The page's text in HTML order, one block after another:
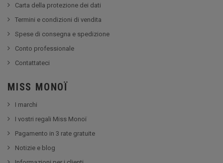
Carta della protezione dei dati
Termini e condizioni di vendita
Spese di consegna e spedizione
Conto professionale
Contattateci
MISS MONOÏ
I marchi
I vostri regali Miss Monoï
Pagamento in 3 rate gratuite
Notizie e blog